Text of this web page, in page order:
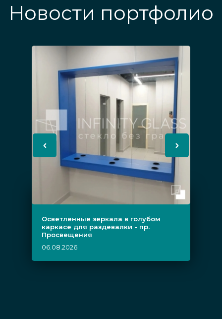
Новости портфолио
Осветленные зеркала в голубом
каркасе для раздевалки - пр.
Просвещения
06.08.2026